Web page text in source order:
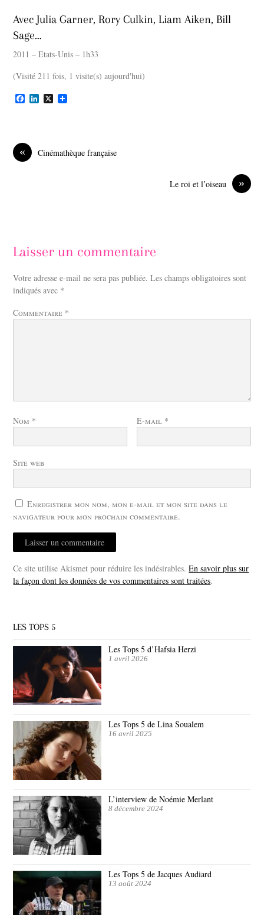
Avec Julia Garner, Rory Culkin, Liam Aiken, Bill
Sage…
2011 – Etats-Unis – 1h33
(Visité 211 fois, 1 visite(s) aujourd'hui)
F
o
o
k
L
I
X
« Cinémathèque française
»
Le roi et l’oiseau
Laisser un commentaire
Votre adresse e-mail ne sera pas publiée. Les champs obligatoires sont
indiqués avec *
Commentaire *
Nom * E-mail *
Site web
Enregistrer mon nom, mon e-mail et mon site dans le
navigateur pour mon prochain commentaire.
Ce site utilise Akismet pour réduire les indésirables.En savoir plus sur
la façon dont les données de vos commentaires sont traitées.
LES TOPS 5
Les Tops 5 d’Hafsia Herzi
1 avril 2026
Les Tops 5 de Lina Soualem
16 avril 2025
L’interview de Noémie Merlant
8 décembre 2024
Les Tops 5 de Jacques Audiard
13 août 2024